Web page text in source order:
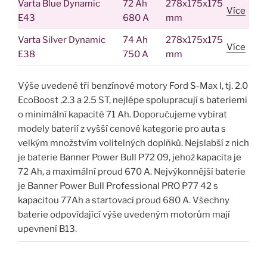
Varta Blue Dynamic
E43
72 Ah
680 A
278x175x175
mm
Více
Varta Silver Dynamic
E38
74 Ah
750 A
278x175x175
mm
Více
Výše uvedené tři benzínové motory Ford S-Max I, tj. 2.0
EcoBoost ,2.3 a 2.5 ST, nejlépe spolupracují s bateriemi
o minimální kapacitě 71 Ah. Doporučujeme vybírat
modely baterií z vyšší cenové kategorie pro auta s
velkým množstvím volitelných doplňků. Nejslabší z nich
je baterie Banner Power Bull P72 09, jehož kapacita je
72 Ah, a maximální proud 670 A. Nejvýkonnější baterie
je Banner Power Bull Professional PRO P77 42 s
kapacitou 77Ah a startovací proud 680 A. Všechny
baterie odpovídající výše uvedeným motorům mají
upevnení B13.